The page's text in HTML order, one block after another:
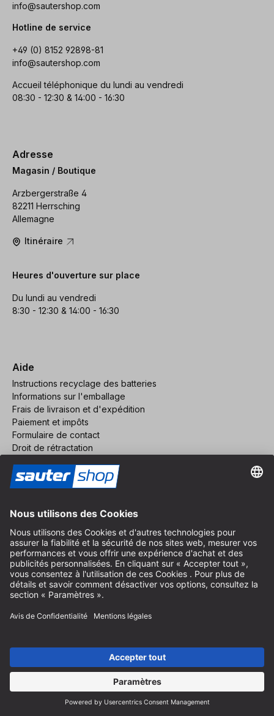
info@sautershop.com
Hotline de service
+49 (0) 8152 92898-81
info@sautershop.com
Accueil téléphonique du lundi au vendredi
08:30 - 12:30 & 14:00 - 16:30
Adresse
Magasin / Boutique
Arzbergerstraße 4
82211 Herrsching
Allemagne
Itinéraire
Heures d'ouverture sur place
Du lundi au vendredi
8:30 - 12:30 & 14:00 - 16:30
Aide
Instructions recyclage des batteries
Informations sur l'emballage
Frais de livraison et d'expédition
Paiement et impôts
Formulaire de contact
Droit de rétractation
Nous concernant
Carrière
Révoquer un contrat
Espace revendeurs
Devenir revendeur
Mentions légales
Protection des Données